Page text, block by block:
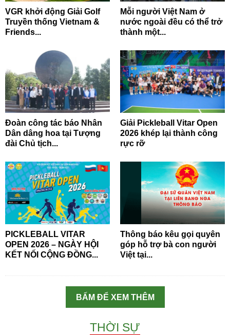
VGR khởi động Giải Golf
Truyền thống Vietnam &
Friends...
Mỗi người Việt Nam ở
nước ngoài đều có thể trở
thành một...
Đoàn công tác báo Nhân
Dân dâng hoa tại Tượng
đài Chủ tịch...
Giải Pickleball Vitar Open
2026 khép lại thành công
rực rỡ
PICKLEBALL VITAR
OPEN 2026 – NGÀY HỘI
KẾT NỐI CỘNG ĐỒNG...
Thông báo kêu gọi quyên
góp hỗ trợ bà con người
Việt tại...
BẤM ĐỂ XEM THÊM
THỜI SỰ